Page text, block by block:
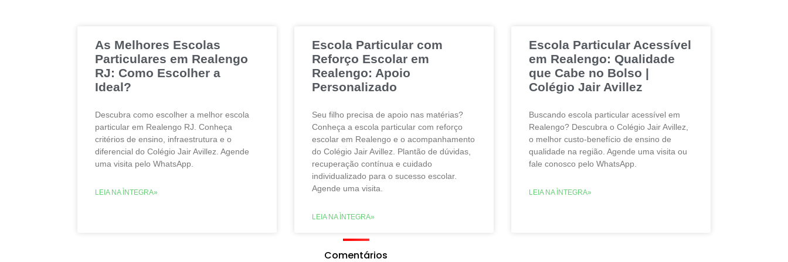
As Melhores Escolas
Particulares em Realengo
RJ: Como Escolher a
Ideal?
Descubra como escolher a melhor escola
particular em Realengo RJ. Conheça
critérios de ensino, infraestrutura e o
diferencial do Colégio Jair Avillez. Agende
uma visita pelo WhatsApp.
LEIA NA ÌNTEGRA»
Escola Particular com
Reforço Escolar em
Realengo: Apoio
Personalizado
Seu filho precisa de apoio nas matérias?
Conheça a escola particular com reforço
escolar em Realengo e o acompanhamento
do Colégio Jair Avillez. Plantão de dúvidas,
recuperação contínua e cuidado
individualizado para o sucesso escolar.
Agende uma visita.
LEIA NA ÌNTEGRA»
Escola Particular Acessível
em Realengo: Qualidade
que Cabe no Bolso |
Colégio Jair Avillez
Buscando escola particular acessível em
Realengo? Descubra o Colégio Jair Avillez,
o melhor custo-benefício de ensino de
qualidade na região. Agende uma visita ou
fale conosco pelo WhatsApp.
LEIA NA ÌNTEGRA»
Comentários